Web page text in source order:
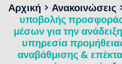
Αρχική > Ανακοινώσεις
υποβολής
μέσων για την
υπηρεσία
αναβάθμισης &